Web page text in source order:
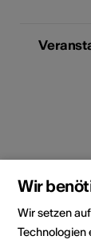
Rubrik
Wir
Wir setzen
Technologien